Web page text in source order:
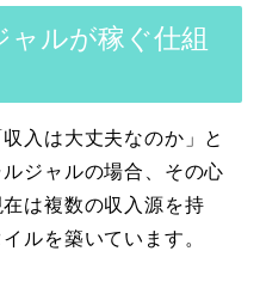
ャルが稼ぐ仕組
入は大丈夫なのか」と
ジャルの場合、その心
は複数の収入源を持
ルを築いています。